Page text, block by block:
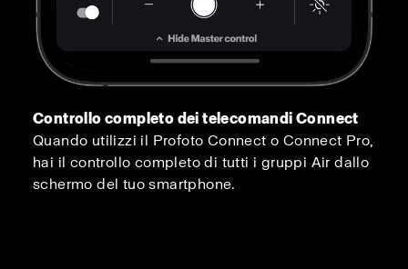
Controllo completo dei telecomandi Connect
Quando utilizzi il Profoto Connect o Connect Pro,
hai il controllo completo di tutti i gruppi Air dallo
schermo del tuo smartphone.